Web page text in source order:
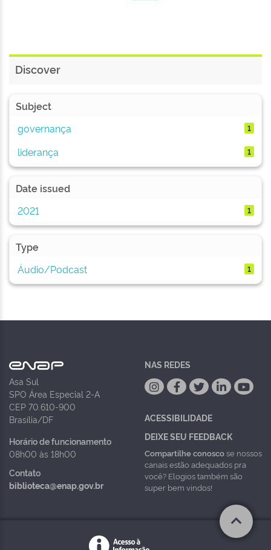
Discover
Subject
governança
1
liderança 1
Date issued
2021
1
Type
Áudio/Podcast
1
Asa Sul
SPO Área Especial 2-A
CEP 70.610-900
Brasília/DF
Horário de funcionamento
08h00 às 18h00
Contato
biblioteca@enap.gov.br
NAS REDES
ACESSIBILIDADE
DEIXE SEU FEEDBACK
Compartilhe conoscose nossos
canais estão adequados pra
você? Elogios também são
super bem vindos!